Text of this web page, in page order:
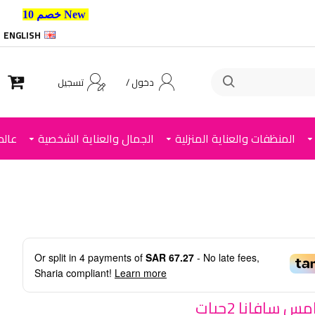
ENGLISH
دخول / تسجيل
المنظفات والعناية المنزلية الجمال والعناية الشخصية
Or split in 4 payments of SAR 67.27 - No late fees,
Sharia compliant! Learn more
سافانا 2حبات